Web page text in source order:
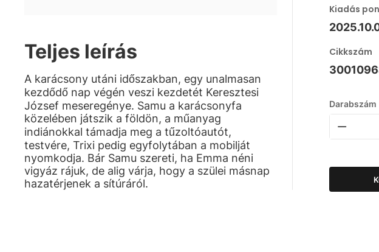
Teljes leírás
A karácsony utáni időszakban, egy unalmasan
kezdődő nap végén veszi kezdetét Keresztesi
József meseregénye. Samu a karácsonyfa
közelében játszik a földön, a műanyag
indiánokkal támadja meg a tűzoltóautót,
testvére, Trixi pedig egyfolytában a mobilját
nyomkodja. Bár Samu szereti, ha Emma néni
vigyáz rájuk, de alig várja, hogy a szülei másnap
hazatérjenek a sítúráról.
Kiadás
Cikkszám
Darabszám